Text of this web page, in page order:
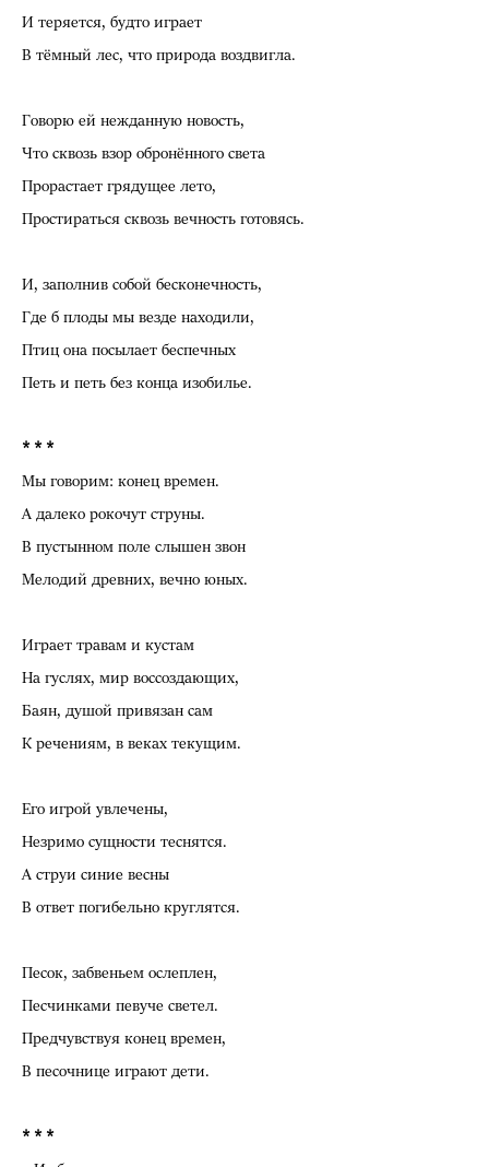
И теряется, будто играет
В тёмный лес, что природа воздвигла.
Говорю ей нежданную новость,
Что сквозь взор обронённого света
Прорастает грядущее лето,
Простираться сквозь вечность готовясь.
И, заполнив собой бесконечность,
Где б плоды мы везде находили,
Птиц она посылает беспечных
Петь и петь без конца изобилье.
* * *
Мы говорим: конец времен.
А далеко рокочут струны.
В пустынном поле слышен звон
Мелодий древних, вечно юных.
Играет травам и кустам
На гуслях, мир воссоздающих,
Баян, душой привязан сам
К речениям, в веках текущим.
Его игрой увлечены,
Незримо сущности теснятся.
А струи синие весны
В ответ погибельно круглятся.
Песок, забвеньем ослеплен,
Песчинками певуче светел.
Предчувствуя конец времен,
В песочнице играют дети.
* * *